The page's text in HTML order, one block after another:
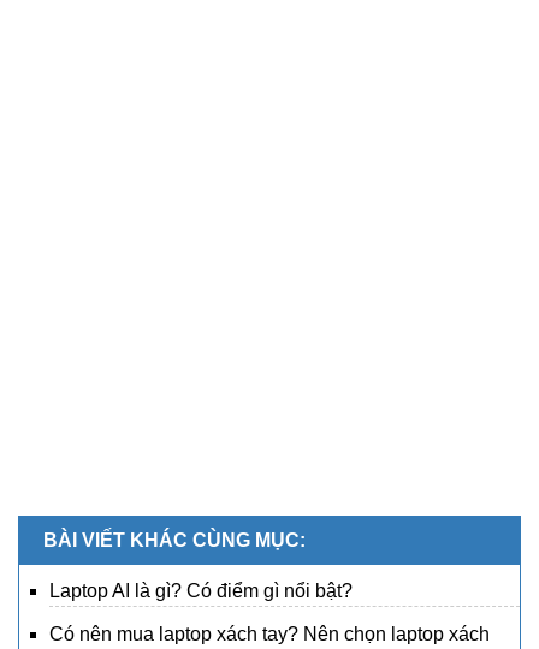
BÀI VIẾT KHÁC CÙNG MỤC:
Laptop AI là gì? Có điểm gì nổi bật?
Có nên mua laptop xách tay? Nên chọn laptop xách